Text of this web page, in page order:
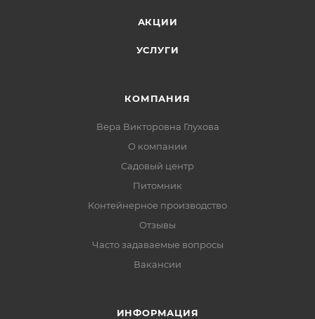
АКЦИИ
УСЛУГИ
КОМПАНИЯ
Вера Викторовна Глухова
О компании
Садовый центр
Питомник
Контейнерное производство
Отзывы
Часто задаваемые вопросы
Вакансии
ИНФОРМАЦИЯ